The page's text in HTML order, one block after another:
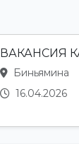
ВАКАНСИЯ
Биньямина
16.04.2026